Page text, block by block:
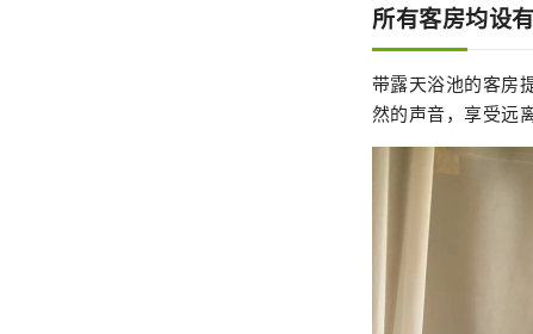
所有客房均设
带露天浴池的客房
然的声音，享受远